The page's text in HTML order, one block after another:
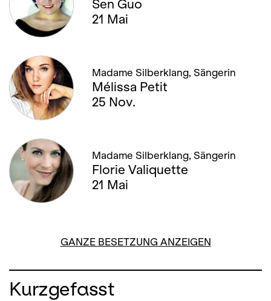
Sen Guo
21 Mai
Madame Silberklang, Sängerin
Mélissa Petit
25 Nov.
Madame Silberklang, Sängerin
Florie Valiquette
21 Mai
GANZE BESETZUNG ANZEIGEN
Kurzgefasst